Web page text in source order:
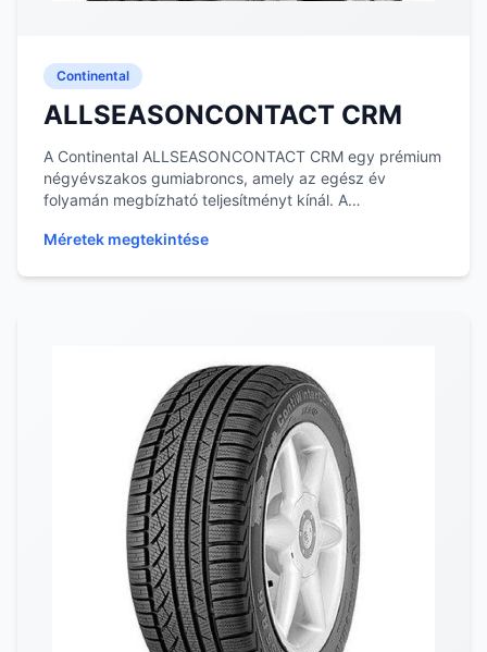
Continental
ALLSEASONCONTACT CRM
A Continental ALLSEASONCONTACT CRM egy prémium
négyévszakos gumiabroncs, amely az egész év
folyamán megbízható teljesítményt kínál. A
Méretek megtekintése